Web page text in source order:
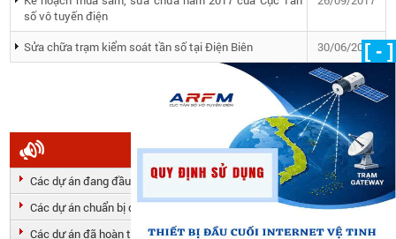
số vô tuyến điện
Sửa chữa trạm kiểm soát tần số tại Điện Biên 30/06/2017
1 2 3 ... Cuối »
LOẠI HÌNH DỰ ÁN
Các dự án đang đầu tư
Các dự án chuẩn bị đầu tư
Các dự án đã hoàn tất
[ - ]